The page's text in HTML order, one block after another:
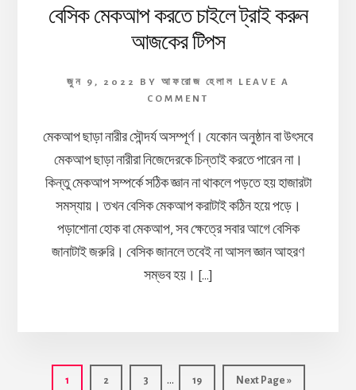
বেসিক মেকআপ করতে চাইলে ট্রাই করুন
আজকের টিপস
জুন 9, 2022 BY আফরোজ হেলাল
LEAVE A
COMMENT
মেকআপ ছাড়া নারীর সৌন্দর্য অসম্পূর্ণ। যেকোন অনুষ্ঠান বা উৎসবে
মেকআপ ছাড়া নারীরা নিজেদেরকে চিন্তাই করতে পারেন না।
কিন্তু মেকআপ সম্পর্কে সঠিক জ্ঞান না থাকলে পড়তে হয় হাজারটা
সমস্যায়। তখন বেসিক মেকআপ করাটাই কঠিন হয়ে পড়ে।
পড়াশোনা হোক বা মেকআপ, সব ক্ষেত্রে সবার আগে বেসিক
জানাটাই জরুরি। বেসিক জানলে তবেই না আসল জ্ঞান আহরণ
সম্ভব হয়। […]
Page
1 Page
2 Page
3 Interim
… Page
19 Go
Next Page »